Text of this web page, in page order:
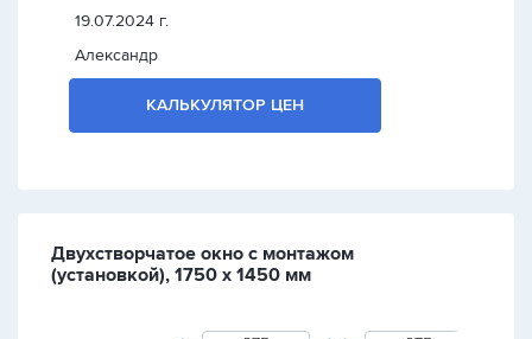
19.07.2024 г.
Александр
КАЛЬКУЛЯТОР ЦЕН
Двухстворчатое окно с монтажом
(установкой), 1750 х 1450 мм